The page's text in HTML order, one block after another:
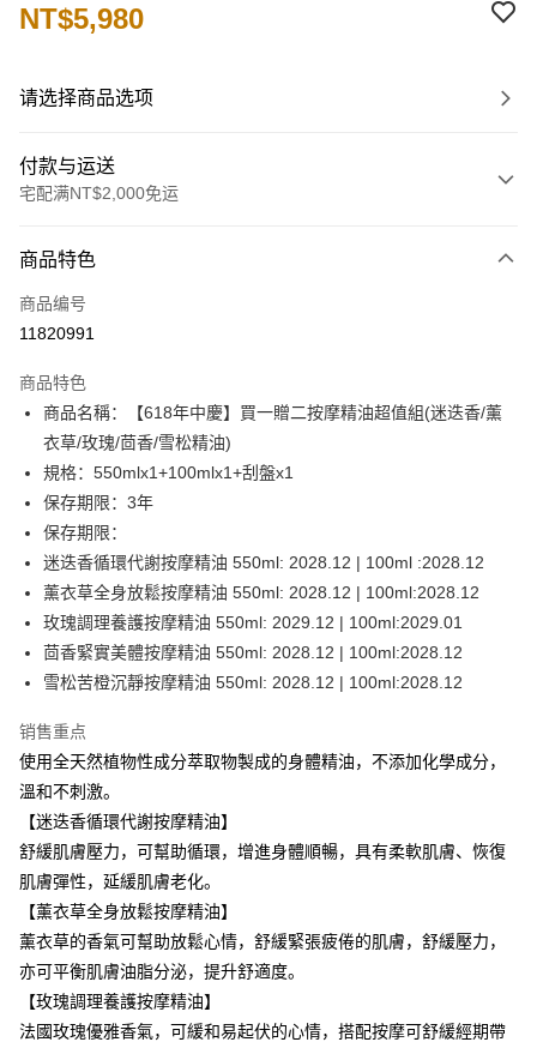
NT$5,980
请选择商品选项
付款与运送
宅配满NT$2,000免运
信用卡一次付款
信用卡分期付款
合作金库商业银行
华南商业银行
彰化商业银行
上海商业储蓄银行
国泰世华商业银行
台湾中小企业银行
汇丰（台湾）商业银行
联邦商业银行
元大商业银行
永丰商业银行
玉山商业银行
星展（台湾）商业银行
台新国际商业银行
中国信托商业银行
台湾乐天信用卡公司
6期 0利率，每期
华南商业银行
上海商业储蓄银行
台北富邦商业银行
国泰世华商业银行
台湾中小企业银行
汇丰（台湾）商业银行
华泰商业银行
联邦商业银行
元大商业银行
永丰商业银行
玉山商业银行
星展（台湾）商业银行
台新国际商业银行
中国信托商业银行
台湾乐天信用卡公司
LINE Pay
Apple Pay
街口支付
悠遊付
Google Pay
Plus PAY
运送方式
新竹貨運
每笔NT$80，满NT$2,000(含以上)免运费
離島宅配
每笔NT$120，满NT$2,000(含以上)免运费
商品特色
商品编号
11820991
商品特色
商品名稱：【618年中慶】買一贈二按摩精油超值組(迷迭香/薰
衣草/玫瑰/茴香/雪松精油)
規格：550mlx1+100mlx1+刮盤x1
保存期限：3年
保存期限：
迷迭香循環代謝按摩精油 550ml: 2028.12 | 100ml :2028.12
薰衣草全身放鬆按摩精油 550ml: 2028.12 | 100ml:2028.12
玫瑰調理養護按摩精油 550ml: 2029.12 | 100ml:2029.01
茴香緊實美體按摩精油 550ml: 2028.12 | 100ml:2028.12
雪松苦橙沉靜按摩精油 550ml: 2028.12 | 100ml:2028.12
销售重点
使用全天然植物性成分萃取物製成的身體精油，不添加化學成分，
溫和不刺激。
【迷迭香循環代謝按摩精油】
舒緩肌膚壓力，可幫助循環，增進身體順暢，具有柔軟肌膚、恢復
肌膚彈性，延緩肌膚老化。
【薰衣草全身放鬆按摩精油】
薰衣草的香氣可幫助放鬆心情，舒緩緊張疲倦的肌膚，舒緩壓力，
亦可平衡肌膚油脂分泌，提升舒適度。
【玫瑰調理養護按摩精油】
法國玫瑰優雅香氣，可緩和易起伏的心情，搭配按摩可舒緩經期帶